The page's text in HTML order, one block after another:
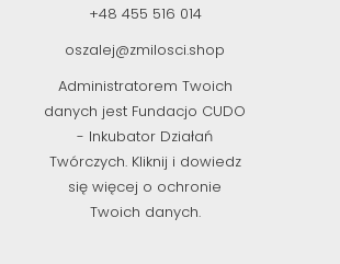
+48 455 516 014
oszalej@zmilosci.shop
Administratorem Twoich
danych jest Fundacjo CUDO
- Inkubator Działań
Twórczych. Kliknij i dowiedz
się więcej o ochronie
Twoich danych.